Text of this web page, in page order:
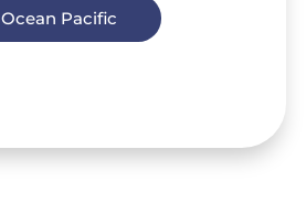
Ocean Pacific